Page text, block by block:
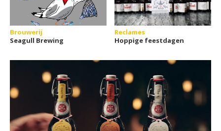
Brouwerij
Seagull Brewing
Reclames
Hoppige feestdagen